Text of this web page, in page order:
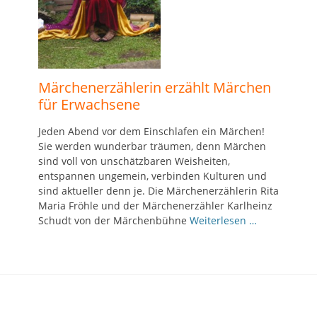
Märchenerzählerin erzählt Märchen
für Erwachsene
Jeden Abend vor dem Einschlafen ein Märchen!
Sie werden wunderbar träumen, denn Märchen
sind voll von unschätzbaren Weisheiten,
entspannen ungemein, verbinden Kulturen und
sind aktueller denn je. Die Märchenerzählerin Rita
Maria Fröhle und der Märchenerzähler Karlheinz
Schudt von der Märchenbühne Weiterlesen …